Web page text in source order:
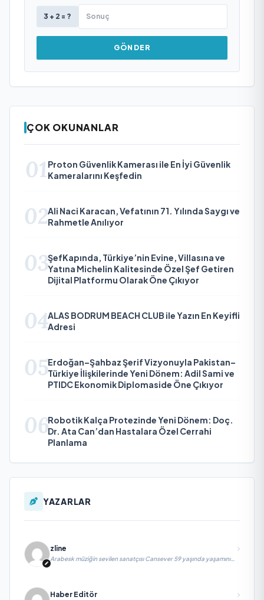
3 + 2 = ?
GÖNDER
ÇOK OKUNANLAR
01 Proton Güvenlik Kamerası ile En İyi Güvenlik
Kameralarını Keşfedin
02Ali Naci Karacan, Vefatının 71. Yılında Saygı ve
Rahmetle Anılıyor
03ŞefKapında, Türkiye’nin Evine, Villasına ve
Yatına Michelin Kalitesinde Özel Şef Getiren
Dijital Platformu Olarak Öne Çıkıyor
04ALAS BODRUM BEACH CLUB ile Yazın En Keyifli
Adresi
05Erdoğan–Şahbaz Şerif Vizyonuyla Pakistan–
Türkiye İlişkilerinde Yeni Dönem: Adil Sami ve
PTIDC Ekonomik Diplomaside Öne Çıkıyor
06Robotik Kalça Protezinde Yeni Dönem: Doç.
Dr. Ata Can’dan Hastalara Özel Cerrahi
Planlama
YAZARLAR
zline
Arabesk müziğin sevilen sanatçısı Cansever 59 yaşında yaşamını
Haber Editör